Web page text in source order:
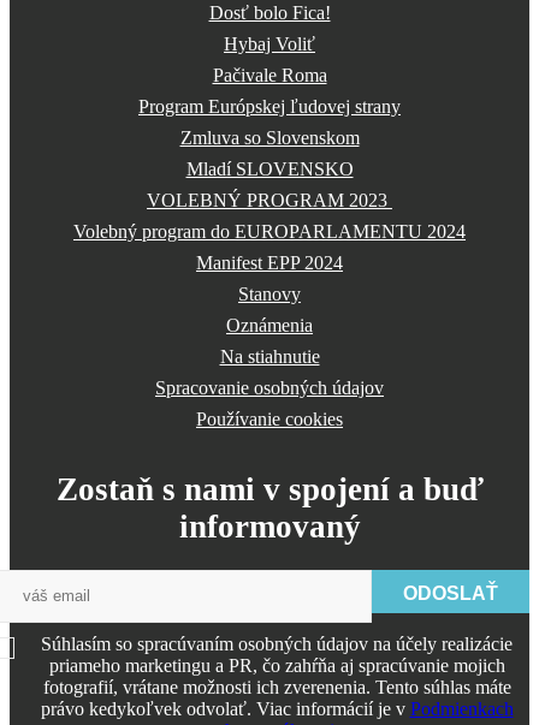
Dosť bolo Fica!
Hybaj Voliť
Pačivale Roma
Program Európskej ľudovej strany
Zmluva so Slovenskom
Mladí SLOVENSKO
VOLEBNÝ PROGRAM 2023
Volebný program do EUROPARLAMENTU 2024
Manifest EPP 2024
Stanovy
Oznámenia
Na stiahnutie
Spracovanie osobných údajov
Používanie cookies
Zostaň s nami v spojení a buď
informovaný
ODOSLAŤ
Súhlasím so spracúvaním osobných údajov na účely realizácie
priameho marketingu a PR, čo zahŕňa aj spracúvanie mojich
fotografií, vrátane možnosti ich zverenenia. Tento súhlas máte
právo kedykoľvek odvolať. Viac informácií je v Podmienkach